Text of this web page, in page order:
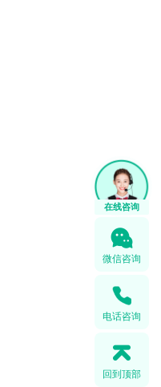
微信咨询
电话咨询
回到顶部